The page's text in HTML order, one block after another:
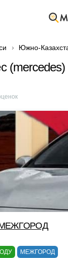
Южно-
(mercedes)
МЕЖГОРОД
МЕЖГОРОД